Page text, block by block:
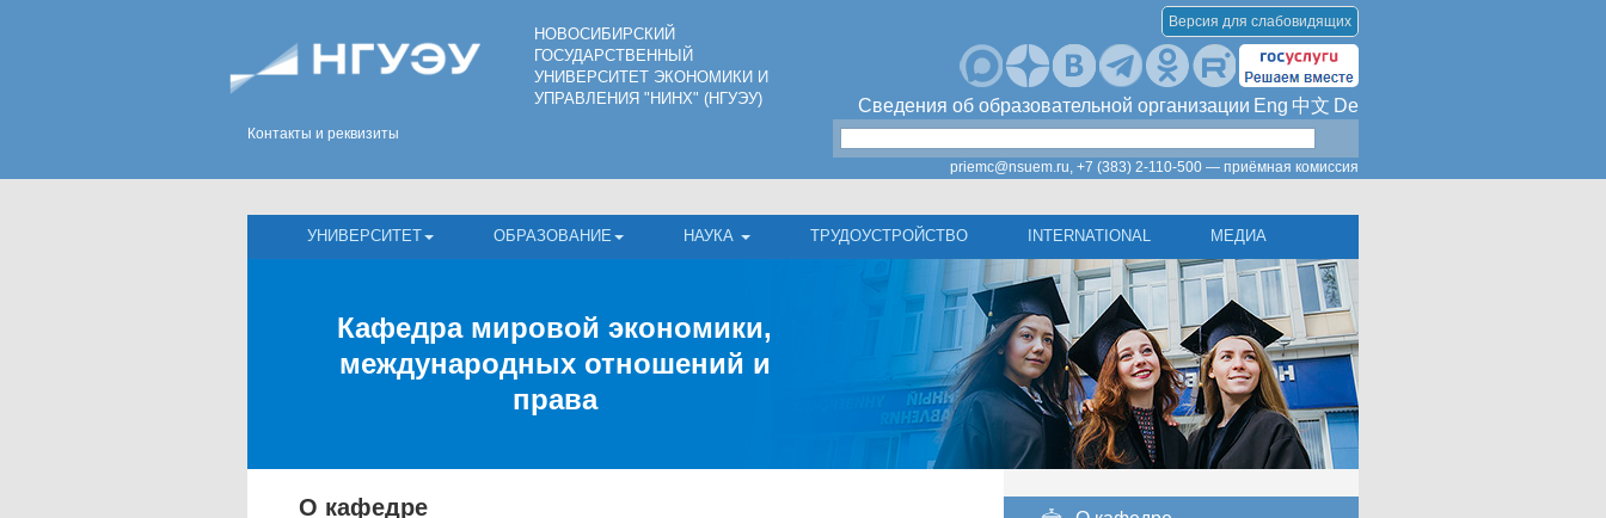
Контакты и реквизиты
НОВОСИБИРСКИЙ
ГОСУДАРСТВЕННЫЙ
УНИВЕРСИТЕТ ЭКОНОМИКИ И
УПРАВЛЕНИЯ "НИНХ" (НГУЭУ)
Версия для слабовидящих
Сведения об образовательной организации Eng 中文 De
priemc@nsuem.ru, +7 (383) 2-110-500 — приёмная комиссия
УНИВЕРСИТЕТ ОБРАЗОВАНИЕ НАУКА ТРУДОУСТРОЙСТВО INTERNATIONAL МЕДИА
Кафедра мировой экономики,
международных отношений и
права
О кафедре